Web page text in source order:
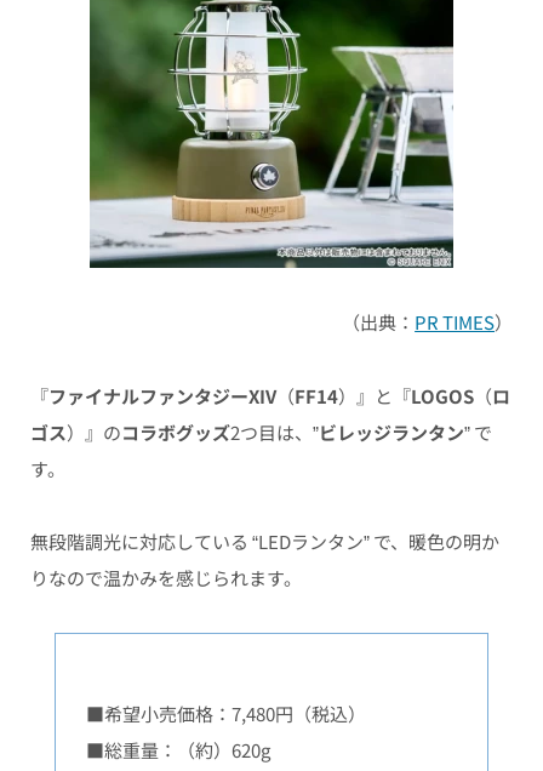
（出典： PR TIMES）
『ファイナルファンタジーXIV（FF14）』と『LOGOS（ロ
ゴス）』のコラボグッズ2つ目は、”ビレッジランタン” で
す。
無段階調光に対応している “LEDランタン” で、暖色の明か
りなので温かみを感じられます。
■希望小売価格：7,480円（税込）
■総重量：（約）620g